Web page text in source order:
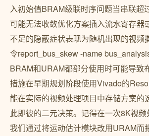
入初始值BRAM级联时序问题当串联超
可能无法收敛优化方案插入流水寄存器
不足的隐蔽症状表现为随机出现的视频
令report_bus_skew -name
BRAM和URAM都部分使用时可能导致
措施在早期规划阶段使用Vivado的
能在实际的视频处理项目中存储方案的
此即彼的二元决策。记得在一次8K视
我们通过将运动估计模块改用URAM而